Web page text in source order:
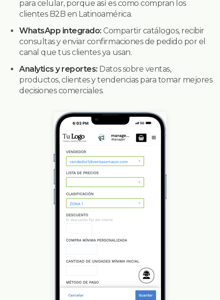
para celular, porque así es como compran los
clientes B2B en Latinoamérica.
WhatsApp integrado: Compartir catálogos, recibir
consultas y enviar confirmaciones de pedido por el
canal que tus clientes ya usan.
Analytics y reportes: Datos sobre ventas,
productos, clientes y tendencias para tomar mejores
decisiones comerciales.